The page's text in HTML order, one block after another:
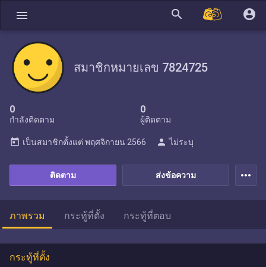
menu search account_circle
สมาชิกหมายเลข 7824725
0
กำลังติดตาม
0
ผู้ติดตาม
ส่งข้อความ
ติดตาม
today เป็นสมาชิกตั้งแต่ พฤศจิกายน 2566 person ไม่ระบุ
more_horiz
ภาพรวม กระทู้ที่ตั้ง กระทู้ที่ตอบ
กระทู้ที่ตั้ง